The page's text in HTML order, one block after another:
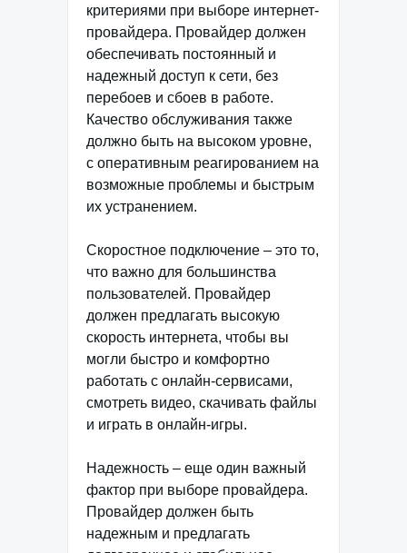
критериями при выборе интернет-
провайдера. Провайдер должен
обеспечивать постоянный и
надежный доступ к сети, без
перебоев и сбоев в работе.
Качество обслуживания также
должно быть на высоком уровне,
с оперативным реагированием на
возможные проблемы и быстрым
их устранением.
Скоростное подключение – это то,
что важно для большинства
пользователей. Провайдер
должен предлагать высокую
скорость интернета, чтобы вы
могли быстро и комфортно
работать с онлайн-сервисами,
смотреть видео, скачивать файлы
и играть в онлайн-игры.
Надежность – еще один важный
фактор при выборе провайдера.
Провайдер должен быть
надежным и предлагать